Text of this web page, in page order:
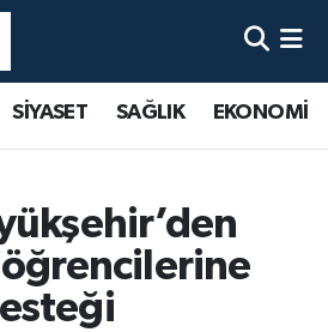
SİYASET SAĞLIK EKONOMİ
Haritası
Durumu ve Fikstür